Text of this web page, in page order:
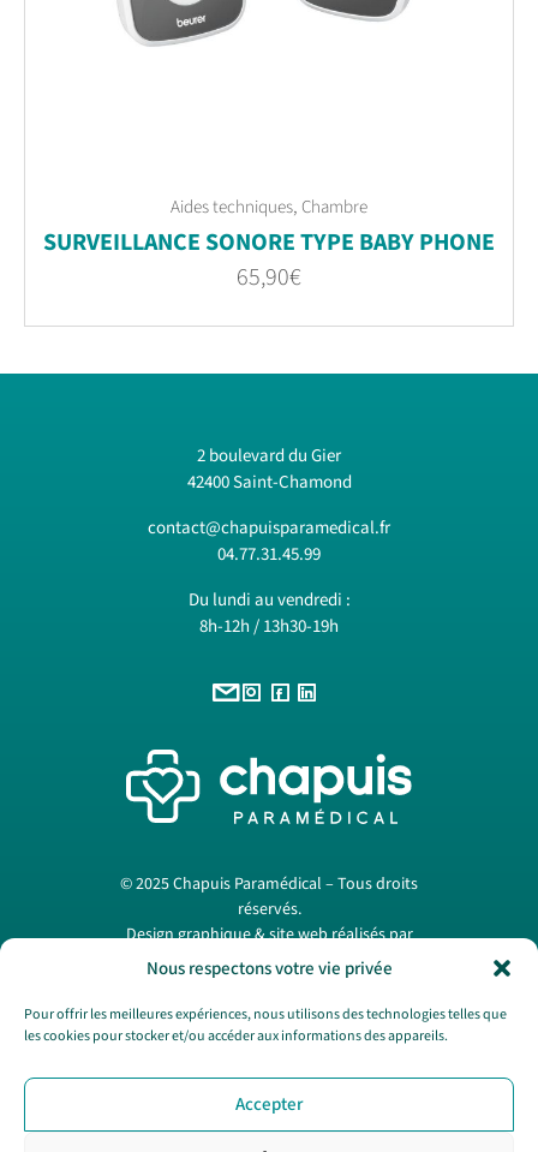
Nous respectons votre vie privée
Pour offrir les meilleures expériences, nous utilisons des technologies telles que
les cookies pour stocker et/ou accéder aux informations des appareils.
Accepter
Aides techniques, Chambre
SURVEILLANCE SONORE TYPE BABY PHONE
65,90€
2 boulevard du Gier
42400 Saint-Chamond
contact@chapuisparamedical.fr
04.77.31.45.99
Du lundi au vendredi :
8h-12h / 13h30-19h
© 2025 Chapuis Paramédical – Tous droits
réservés.
Design graphique & site web réalisés par
Papermint Création . —Mentions légales
Nous contacter